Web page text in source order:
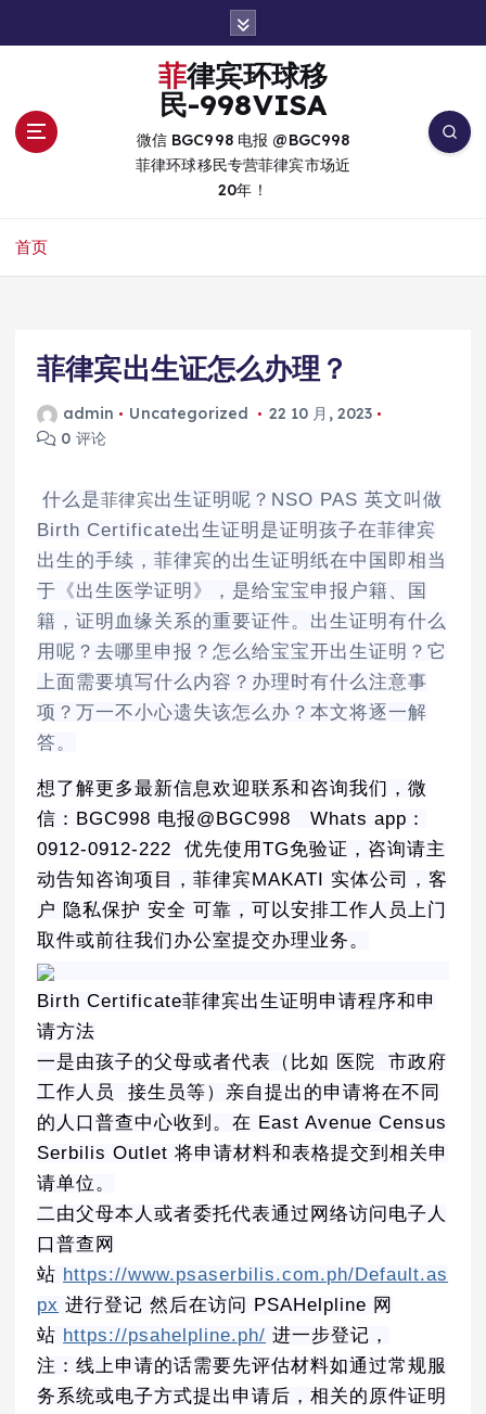
菲律宾环球移
民-998VISA
微信 BGC998 电报 @BGC998
菲律环球移民专营菲律宾市场近
20年！
首页
菲律宾出生证怎么办理？
admin Uncategorized
22 10 月, 2023
0 评论
什么是菲律宾出生证明呢？NSO PAS 英文叫做
Birth Certificate出生证明是证明孩子在菲律宾
出生的手续，菲律宾的出生证明纸在中国即相当
于《出生医学证明》，是给宝宝申报户籍、国
籍，证明血缘关系的重要证件。出生证明有什么
用呢？去哪里申报？怎么给宝宝开出生证明？它
上面需要填写什么内容？办理时有什么注意事
项？万一不小心遗失该怎么办？本文将逐一解
答。
想了解更多最新信息欢迎联系和咨询我们，微
信：BGC998 电报@BGC998 Whats app：
0912-0912-222 优先使用TG免验证，咨询请主
动告知咨询项目，菲律宾MAKATI 实体公司，客
户 隐私保护 安全 可靠，可以安排工作人员上门
取件或前往我们办公室提交办理业务。
Birth Certificate菲律宾出生证明申请程序和申
请方法
一是由孩子的父母或者代表（比如 医院 市政府
工作人员 接生员等）亲自提出的申请将在不同
的人口普查中心收到。在 East Avenue Census
Serbilis Outlet 将申请材料和表格提交到相关申
请单位。
二由父母本人或者委托代表通过网络访问电子人
口普查网
站 https://www.psaserbilis.com.ph/Default.as
px 进行登记 然后在访问 PSAHelpline 网
站 https://psahelpline.ph/ 进一步登记，
注：线上申请的话需要先评估材料如通过常规服
务系统或电子方式提出申请后，相关的原件证明